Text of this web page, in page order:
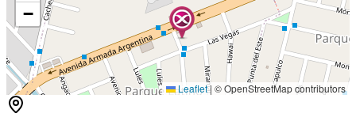
−
Leaflet| © OpenStreetMap contributors